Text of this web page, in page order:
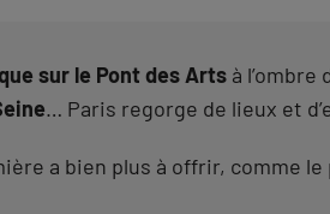
sur le Pont des Arts à l’ombre
… Paris regorge de lieux et
a bien plus à offrir, comme